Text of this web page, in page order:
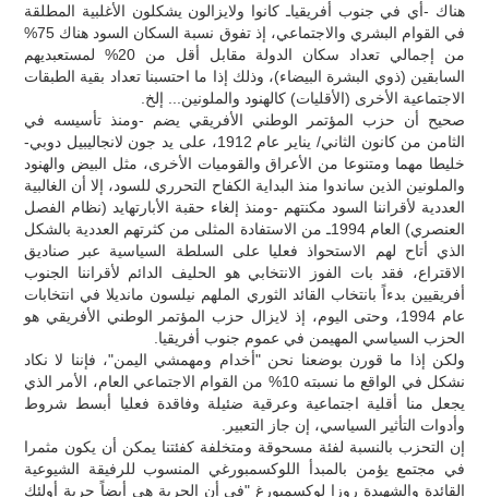
هناك -أي في جنوب أفريقياـ كانوا ولايزالون يشكلون الأغلبية المطلقة
في القوام البشري والاجتماعي، إذ تفوق نسبة السكان السود هناك 75%
من إجمالي تعداد سكان الدولة مقابل أقل من 20% لمستعبديهم
السابقين (ذوي البشرة البيضاء)، وذلك إذا ما احتسبنا تعداد بقية الطبقات
الاجتماعية الأخرى (الأقليات) كالهنود والملونين... إلخ.
صحيح أن حزب المؤتمر الوطني الأفريقي يضم -ومنذ تأسيسه في
الثامن من كانون الثاني/ يناير عام 1912، على يد جون لانجاليبيل دوبي-
خليطا مهما ومتنوعا من الأعراق والقوميات الأخرى، مثل البيض والهنود
والملونين الذين ساندوا منذ البداية الكفاح التحرري للسود، إلا أن الغالبية
العددية لأقراننا السود مكنتهم -ومنذ إلغاء حقبة الأبارتهايد (نظام الفصل
العنصري) العام 1994ـ من الاستفادة المثلى من كثرتهم العددية بالشكل
الذي أتاح لهم الاستحواذ فعليا على السلطة السياسية عبر صناديق
الاقتراع، فقد بات الفوز الانتخابي هو الحليف الدائم لأقراننا الجنوب
أفريقيين بدءاً بانتخاب القائد الثوري الملهم نيلسون مانديلا في انتخابات
عام 1994، وحتى اليوم، إذ لايزال حزب المؤتمر الوطني الأفريقي هو
الحزب السياسي المهيمن في عموم جنوب أفريقيا.
ولكن إذا ما قورن بوضعنا نحن "أخدام ومهمشي اليمن"، فإننا لا نكاد
نشكل في الواقع ما نسبته 10% من القوام الاجتماعي العام، الأمر الذي
يجعل منا أقلية اجتماعية وعرقية ضئيلة وفاقدة فعليا أبسط شروط
وأدوات التأثير السياسي، إن جاز التعبير.
إن التحزب بالنسبة لفئة مسحوقة ومتخلفة كفئتنا يمكن أن يكون مثمرا
في مجتمع يؤمن بالمبدأ اللوكسمبورغي المنسوب للرفيقة الشيوعية
القائدة والشهيدة روزا لوكسمبورغ "في أن الحرية هي أيضاً حرية أولئك